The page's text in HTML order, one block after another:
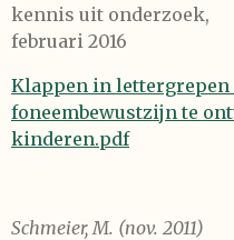
kennis uit onderzoek,
februari 2016
Klappen in
foneembewustzijn te
kinderen.pdf
Schmeier, M. (nov. 2011)